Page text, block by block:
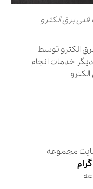
برق الکترو
الکترو توسط
خدمات انجام
مجموعه